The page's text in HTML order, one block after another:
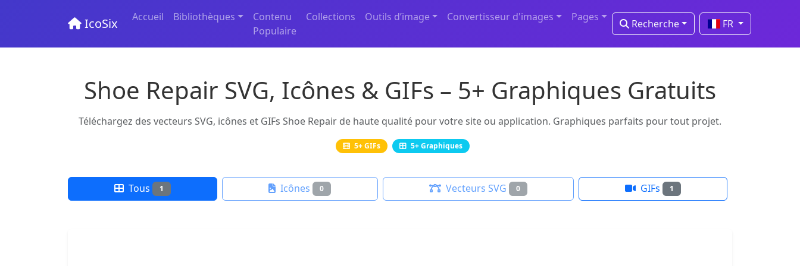
IcoSix Accueil Bibliothèques
Contenu
Populaire
Collections Outils d’image Convertisseur d'images Pages
Recherche FR
Shoe Repair SVG, Icônes & GIFs – 5+ Graphiques Gratuits
Téléchargez des vecteurs SVG, icônes et GIFs Shoe Repair de haute qualité pour votre site ou application. Graphiques parfaits pour tout projet.
5+ GIFs 5+ Graphiques
Tous 1 Icônes 0 Vecteurs SVG 0 GIFs 1